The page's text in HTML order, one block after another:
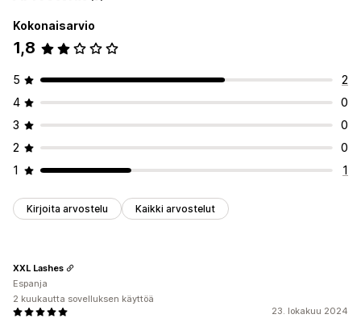
Kokonaisarvio
1,8
5
2
4
0
3
0
2
0
1
1
Kirjoita arvostelu Kaikki arvostelut
23. lokakuu 2024
XXL Lashes
Espanja
2 kuukautta sovelluksen käyttöä